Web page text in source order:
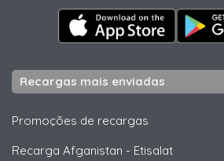
Recargas mais enviadas
Promoções de recargas
Recarga Afganistan - Etisalat